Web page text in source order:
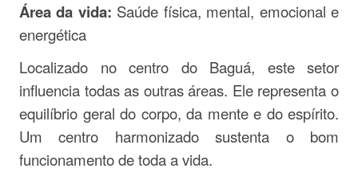
Área da vida: Saúde física, mental, emocional e
energética
Localizado no centro do Baguá, este setor
influencia todas as outras áreas. Ele representa o
equilíbrio geral do corpo, da mente e do espírito.
Um centro harmonizado sustenta o bom
funcionamento de toda a vida.